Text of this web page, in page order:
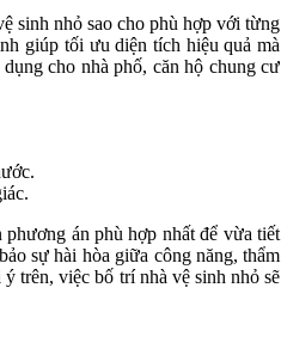
sinh nhỏ sao cho phù hợp với từng
giúp tối ưu diện tích hiệu quả mà
cho nhà phố, căn hộ chung cư
án phù hợp nhất để vừa tiết
sự hài hòa giữa công năng, thẩm
trên, việc bố trí nhà vệ sinh nhỏ sẽ